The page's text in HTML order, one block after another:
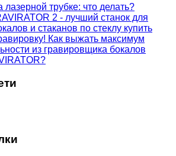
лазерной трубке: что делать?
Как выжать максимум
из гравировщика бокалов